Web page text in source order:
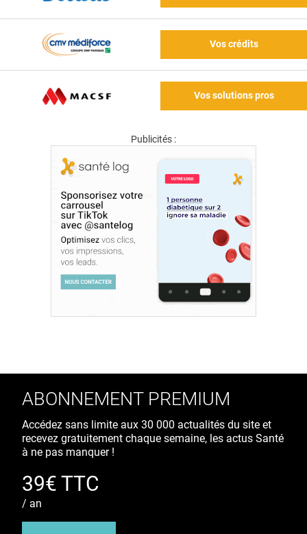
Vos crédits
Vos solutions pros
Publicités :
ABONNEMENT PREMIUM
Accédez sans limite aux 30 000 actualités du site et
recevez gratuitement chaque semaine, les actus Santé
à ne pas manquer !
39€ TTC
/ an